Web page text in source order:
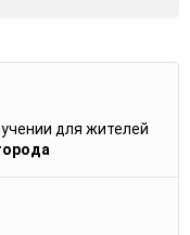
для жителей